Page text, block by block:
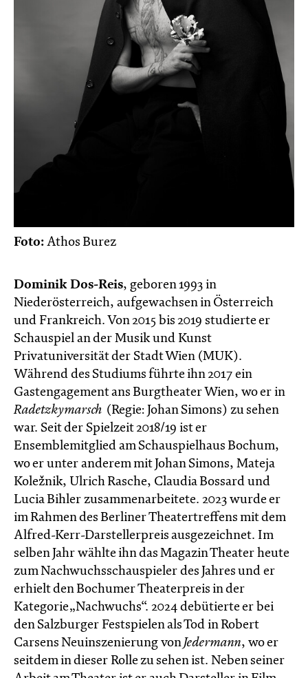
Foto: Athos Burez
Dominik Dos-Reis, geboren 1993 in
Niederösterreich, aufgewachsen in Österreich
und Frankreich. Von 2015 bis 2019 studierte er
Schauspiel an der Musik und Kunst
Privatuniversität der Stadt Wien (MUK).
Während des Studiums führte ihn 2017 ein
Gastengagement ans Burgtheater Wien, wo er in
Radetzkymarsch (Regie: Johan Simons) zu sehen
war. Seit der Spielzeit 2018/19 ist er
Ensemblemitglied am Schauspielhaus Bochum,
wo er unter anderem mit Johan Simons, Mateja
Koležnik, Ulrich Rasche, Claudia Bossard und
Lucia Bihler zusammenarbeitete. 2023 wurde er
im Rahmen des Berliner Theatertreffens mit dem
Alfred-Kerr-Darstellerpreis ausgezeichnet. Im
selben Jahr wählte ihn das Magazin Theater heute
zum Nachwuchsschauspieler des Jahres und er
erhielt den Bochumer Theaterpreis in der
Kategorie „Nachwuchs“. 2024 debütierte er bei
den Salzburger Festspielen als Tod in Robert
Carsens Neuinszenierung vonJedermann, wo er
seitdem in dieser Rolle zu sehen ist. Neben seiner